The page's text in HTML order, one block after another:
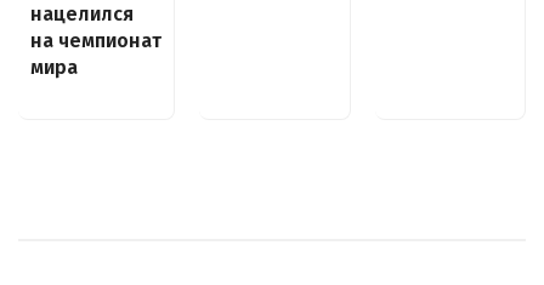
нацелился
на чемпионат
мира